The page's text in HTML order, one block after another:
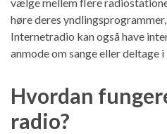
høre deres
Internetradio kan også have
anmode om sange eller deltage
Hvordan
radio?